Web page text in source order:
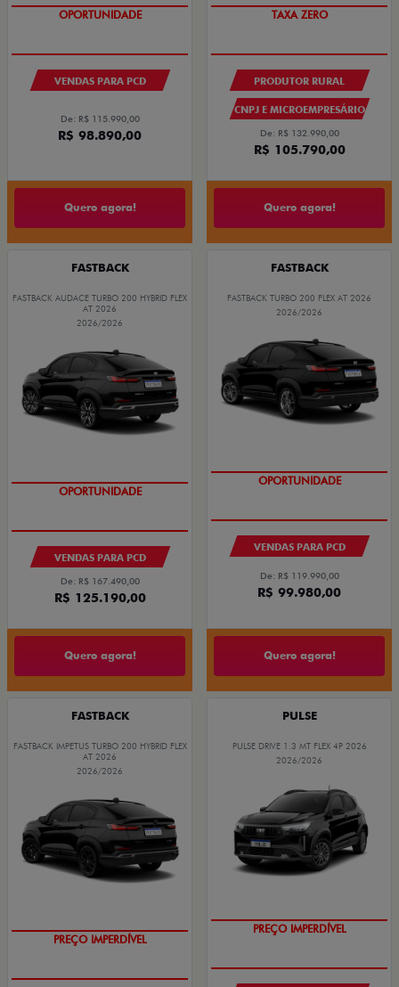
OPORTUNIDADE
VENDAS PARA PCD
De: R$ 115.990,00
R$ 98.890,00
Quero agora!
TAXA ZERO
PRODUTOR RURAL
CNPJ E MICROEMPRESÁRIO
De: R$ 132.990,00
R$ 105.790,00
Quero agora!
FASTBACK
FASTBACK AUDACE TURBO 200 HYBRID FLEX
AT 2026
2026/2026
OPORTUNIDADE
VENDAS PARA PCD
De: R$ 167.490,00
R$ 125.190,00
Quero agora!
FASTBACK
FASTBACK TURBO 200 FLEX AT 2026
2026/2026
OPORTUNIDADE
VENDAS PARA PCD
De: R$ 119.990,00
R$ 99.980,00
Quero agora!
FASTBACK
FASTBACK IMPETUS TURBO 200 HYBRID FLEX
AT 2026
2026/2026
PREÇO IMPERDÍVEL
PULSE
PULSE DRIVE 1.3 MT FLEX 4P 2026
2026/2026
PREÇO IMPERDÍVEL